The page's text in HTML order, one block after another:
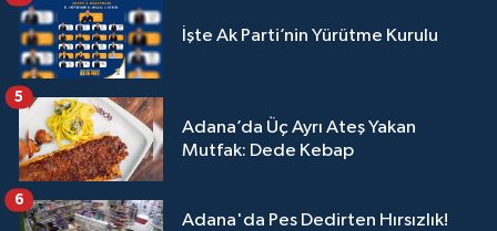
İşte Ak Parti’nin Yürütme Kurulu
Adana’da Üç Ayrı Ateş Yakan
Mutfak: Dede Kebap
5
Adana'da Pes Dedirten Hırsızlık!
6